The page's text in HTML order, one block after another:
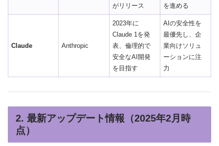
がリリース
を進める
Claude Anthropic
2023年に
Claude 1を発
表、倫理的で
安全なAI開発
を目指す
AIの安全性を
最優先し、企
業向けソリュ
ーションに注
力
2. 最新アップデート情報（2025年2月時
点）